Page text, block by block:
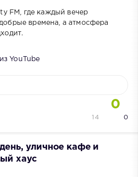
FM, где каждый вечер
времена, а атмосфера
YouTube
0
0
14
уличное кафе и
хаус